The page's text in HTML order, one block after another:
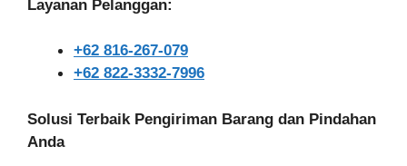
Layanan Pelanggan:
+62 816-267-079
+62 822-3332-7996
Solusi Terbaik Pengiriman Barang dan Pindahan
Anda